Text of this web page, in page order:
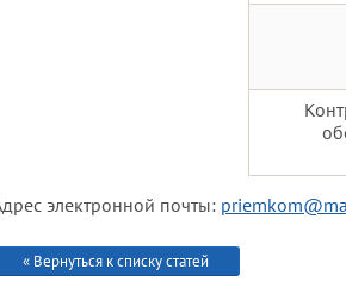
электронной почты:
« Вернуться к списку статей